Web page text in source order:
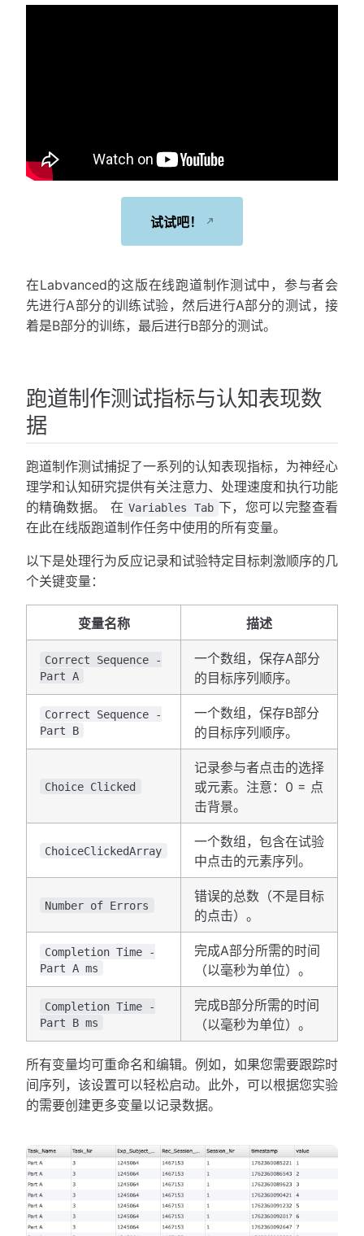
试试吧！
在Labvanced的这版在线跑道制作测试中，参与者会
先进行A部分的训练试验，然后进行A部分的测试，接
着是B部分的训练，最后进行B部分的测试。
跑道制作测试指标与认知表现数
据
跑道制作测试捕捉了一系列的认知表现指标，为神经心
理学和认知研究提供有关注意力、处理速度和执行功能
的精确数据。 在 Variables Tab 下，您可以完整查看
在此在线版跑道制作任务中使用的所有变量。
以下是处理行为反应记录和试验特定目标刺激顺序的几
个关键变量：
变量名称 描述
Correct Sequence -
Part A
一个数组，保存A部分
的目标序列顺序。
Correct Sequence -
Part B
一个数组，保存B部分
的目标序列顺序。
Choice Clicked
记录参与者点击的选择
或元素。注意：0 = 点
击背景。
ChoiceClickedArray
一个数组，包含在试验
中点击的元素序列。
Number of Errors
错误的总数（不是目标
的点击）。
Completion Time -
Part A ms
完成A部分所需的时间
（以毫秒为单位）。
Completion Time -
Part B ms
完成B部分所需的时间
（以毫秒为单位）。
所有变量均可重命名和编辑。例如，如果您需要跟踪时
间序列，该设置可以轻松启动。此外，可以根据您实验
的需要创建更多变量以记录数据。